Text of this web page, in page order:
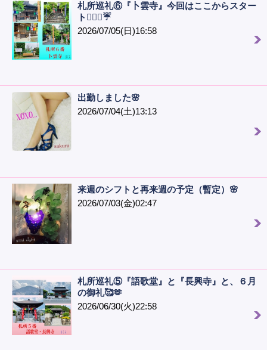
札所巡礼⑥『卜雲寺』今回はここからスター
ト🙋🏻‍♀️☔️
2026/07/05(日)16:58
出勤しました🌸
2026/07/04(土)13:13
来週のシフトと再来週の予定（暫定）🌸
2026/07/03(金)02:47
札所巡礼⑤『語歌堂』と『長興寺』と、６月
の御礼🥰🫶
2026/06/30(火)22:58